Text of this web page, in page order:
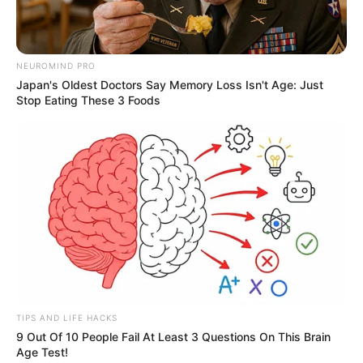
De acuerdo con el informe, los años más críticos incluyen
NEUROMIND PRO
Japan's Oldest Doctors Say Memory Loss Isn't Age: Just
Stop Eating These 3 Foods
TIPS AND LIFE HACKS
9 Out Of 10 People Fail At Least 3 Questions On This Brain
Age Test!